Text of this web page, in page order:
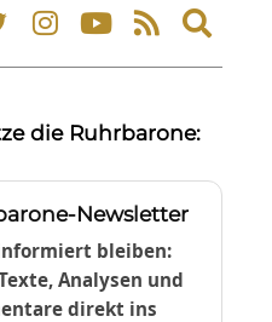
Expand
search
die Ruhrbarone:
Newsletter
bleiben:
Analysen und
direkt ins